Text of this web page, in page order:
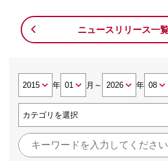
ニュースリリース一
年 月 ～ 年